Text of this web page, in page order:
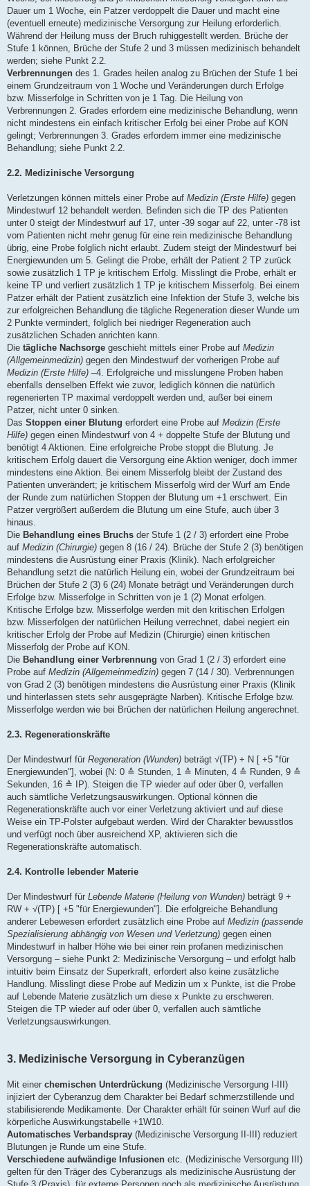
Dauer um 1 Woche, ein Patzer verdoppelt die Dauer und macht eine
(eventuell erneute) medizinische Versorgung zur Heilung erforderlich.
Während der Heilung muss der Bruch ruhiggestellt werden. Brüche der
Stufe 1 können, Brüche der Stufe 2 und 3 müssen medizinisch behandelt
werden; siehe Punkt 2.2.
Verbrennungen des 1. Grades heilen analog zu Brüchen der Stufe 1 bei
einem Grundzeitraum von 1 Woche und Veränderungen durch Erfolge
bzw. Misserfolge in Schritten von je 1 Tag. Die Heilung von
Verbrennungen 2. Grades erfordern eine medizinische Behandlung, wenn
nicht mindestens ein einfach kritischer Erfolg bei einer Probe auf KON
gelingt; Verbrennungen 3. Grades erfordern immer eine medizinische
Behandlung; siehe Punkt 2.2.
2.2. Medizinische Versorgung
Verletzungen können mittels einer Probe auf Medizin (Erste Hilfe) gegen
Mindestwurf 12 behandelt werden. Befinden sich die TP des Patienten
unter 0 steigt der Mindestwurf auf 17, unter -39 sogar auf 22, unter -78 ist
vom Patienten nicht mehr genug für eine rein medizinische Behandlung
übrig, eine Probe folglich nicht erlaubt. Zudem steigt der Mindestwurf bei
Energiewunden um 5. Gelingt die Probe, erhält der Patient 2 TP zurück
sowie zusätzlich 1 TP je kritischem Erfolg. Misslingt die Probe, erhält er
keine TP und verliert zusätzlich 1 TP je kritischem Misserfolg. Bei einem
Patzer erhält der Patient zusätzlich eine Infektion der Stufe 3, welche bis
zur erfolgreichen Behandlung die tägliche Regeneration dieser Wunde um
2 Punkte vermindert, folglich bei niedriger Regeneration auch
zusätzlichen Schaden anrichten kann.
Die tägliche Nachsorge geschieht mittels einer Probe auf Medizin
(Allgemeinmedizin) gegen den Mindestwurf der vorherigen Probe auf
Medizin (Erste Hilfe) –4. Erfolgreiche und misslungene Proben haben
ebenfalls denselben Effekt wie zuvor, lediglich können die natürlich
regenerierten TP maximal verdoppelt werden und, außer bei einem
Patzer, nicht unter 0 sinken.
Das Stoppen einer Blutung erfordert eine Probe auf Medizin (Erste
Hilfe) gegen einen Mindestwurf von 4 + doppelte Stufe der Blutung und
benötigt 4 Aktionen. Eine erfolgreiche Probe stoppt die Blutung. Je
kritischem Erfolg dauert die Versorgung eine Aktion weniger, doch immer
mindestens eine Aktion. Bei einem Misserfolg bleibt der Zustand des
Patienten unverändert; je kritischem Misserfolg wird der Wurf am Ende
der Runde zum natürlichen Stoppen der Blutung um +1 erschwert. Ein
Patzer vergrößert außerdem die Blutung um eine Stufe, auch über 3
hinaus.
Die Behandlung eines Bruchs der Stufe 1 (2 / 3) erfordert eine Probe
auf Medizin (Chirurgie) gegen 8 (16 / 24). Brüche der Stufe 2 (3) benötigen
mindestens die Ausrüstung einer Praxis (Klinik). Nach erfolgreicher
Behandlung setzt die natürlich Heilung ein, wobei der Grundzeitraum bei
Brüchen der Stufe 2 (3) 6 (24) Monate beträgt und Veränderungen durch
Erfolge bzw. Misserfolge in Schritten von je 1 (2) Monat erfolgen.
Kritische Erfolge bzw. Misserfolge werden mit den kritischen Erfolgen
bzw. Misserfolgen der natürlichen Heilung verrechnet, dabei negiert ein
kritischer Erfolg der Probe auf Medizin (Chirurgie) einen kritischen
Misserfolg der Probe auf KON.
Die Behandlung einer Verbrennung von Grad 1 (2 / 3) erfordert eine
Probe auf Medizin (Allgemeinmedizin) gegen 7 (14 / 30). Verbrennungen
von Grad 2 (3) benötigen mindestens die Ausrüstung einer Praxis (Klinik
und hinterlassen stets sehr ausgeprägte Narben). Kritische Erfolge bzw.
Misserfolge werden wie bei Brüchen der natürlichen Heilung angerechnet.
2.3. Regenerationskräfte
Der Mindestwurf für Regeneration (Wunden) beträgt √(TP) + N [ +5 "für
Energiewunden"], wobei (N: 0 ≙ Stunden, 1 ≙ Minuten, 4 ≙ Runden, 9 ≙
Sekunden, 16 ≙ IP). Steigen die TP wieder auf oder über 0, verfallen
auch sämtliche Verletzungsauswirkungen. Optional können die
Regenerationskräfte auch vor einer Verletzung aktiviert und auf diese
Weise ein TP-Polster aufgebaut werden. Wird der Charakter bewusstlos
und verfügt noch über ausreichend XP, aktivieren sich die
Regenerationskräfte automatisch.
2.4. Kontrolle lebender Materie
Der Mindestwurf für Lebende Materie (Heilung von Wunden) beträgt 9 +
RW + √(TP) [ +5 "für Energiewunden"]. Die erfolgreiche Behandlung
anderer Lebewesen erfordert zusätzlich eine Probe auf Medizin (passende
Spezialisierung abhängig von Wesen und Verletzung) gegen einen
Mindestwurf in halber Höhe wie bei einer rein profanen medizinischen
Versorgung – siehe Punkt 2: Medizinische Versorgung – und erfolgt halb
intuitiv beim Einsatz der Superkraft, erfordert also keine zusätzliche
Handlung. Misslingt diese Probe auf Medizin um x Punkte, ist die Probe
auf Lebende Materie zusätzlich um diese x Punkte zu erschweren.
Steigen die TP wieder auf oder über 0, verfallen auch sämtliche
Verletzungsauswirkungen.
3. Medizinische Versorgung in Cyberanzügen
Mit einer chemischen Unterdrückung (Medizinische Versorgung I-III)
injiziert der Cyberanzug dem Charakter bei Bedarf schmerzstillende und
stabilisierende Medikamente. Der Charakter erhält für seinen Wurf auf die
körperliche Auswirkungstabelle +1W10.
Automatisches Verbandspray (Medizinische Versorgung II-III) reduziert
Blutungen je Runde um eine Stufe.
Verschiedene aufwändige Infusionen etc. (Medizinische Versorgung III)
gelten für den Träger des Cyberanzugs als medizinische Ausrüstung der